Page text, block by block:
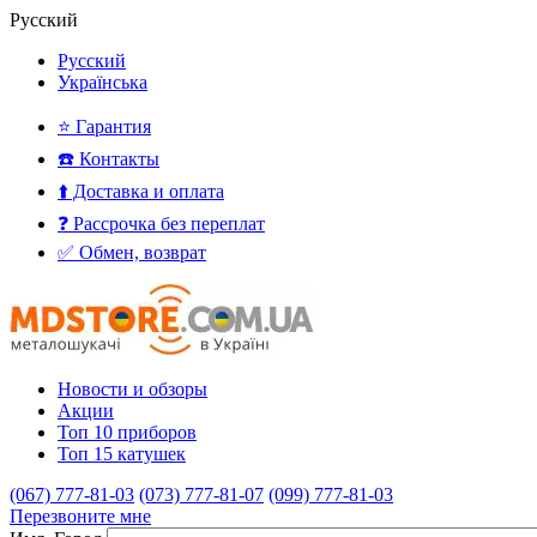
Русский
Русский
Українська
⭐ Гарантия
☎️ Контакты
⬆️ Доставка и оплата
❓ Рассрочка без переплат
✅ Обмен, возврат
Новости и обзоры
Акции
Топ 10 приборов
Топ 15 катушек
(067) 777-81-03 (073) 777-81-07 (099) 777-81-03
Перезвоните мне